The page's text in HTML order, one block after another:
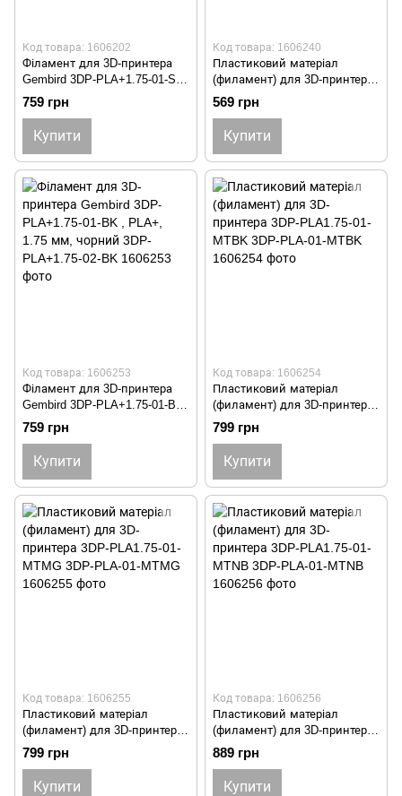
Код товара: 1606202
Філамент для 3D-принтера
Gembird 3DP-PLA+1.75-01-S ,
PLA, 1.75 мм, сріблястий
3DP-PLA+1.75-02-S
759 грн
Купити
Код товара: 1606240
Пластиковий матеріал
(филамент) для 3D-принтера
Gembird 3DP-PETG1.75-01-
GR, сiрий 3DP-PETG1.75-01-
GR
569 грн
Купити
Код товара: 1606253
Філамент для 3D-принтера
Gembird 3DP-PLA+1.75-01-BK
, PLA+, 1.75 мм, чорний 3DP-
PLA+1.75-02-BK
759 грн
Купити
Код товара: 1606254
Пластиковий матеріал
(филамент) для 3D-принтера
3DP-PLA1.75-01-MTBK 3DP-
PLA-01-MTBK
799 грн
Купити
Код товара: 1606255
Пластиковий матеріал
(филамент) для 3D-принтера
3DP-PLA1.75-01-MTMG 3DP-
PLA-01-MTMG
799 грн
Купити
Код товара: 1606256
Пластиковий матеріал
(филамент) для 3D-принтера
3DP-PLA1.75-01-MTNB 3DP-
PLA-01-MTNB
889 грн
Купити